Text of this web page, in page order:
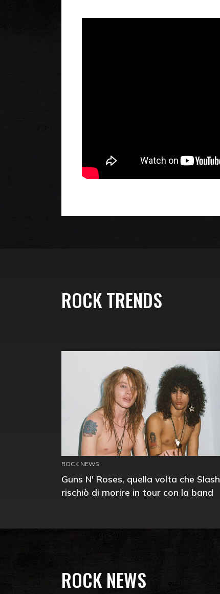
ROCK TRENDS
ROCK NEWS
Guns N' Roses, quella volta che Slash
rischiò di morire in tour con la band
ROCK NEWS